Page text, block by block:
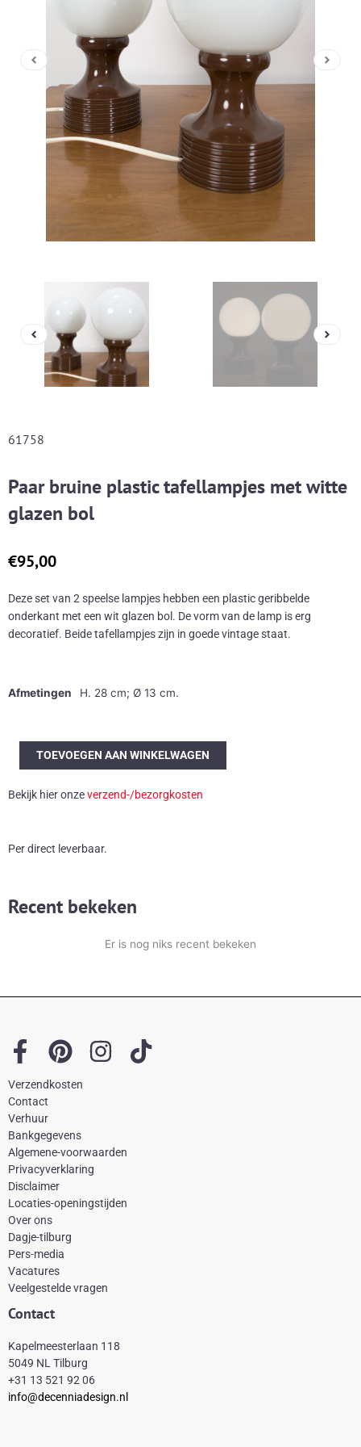
61758
Paar bruine plastic tafellampjes met witte
glazen bol
€95,00
Deze set van 2 speelse lampjes hebben een plastic geribbelde
onderkant met een wit glazen bol. De vorm van de lamp is erg
decoratief. Beide tafellampjes zijn in goede vintage staat.
Afmetingen H. 28 cm; Ø 13 cm.
bruine
tafellampjes
glazen
TOEVOEGEN AAN WINKELWAGEN
Bekijk hier onzeverzend-/bezorgkosten
Per direct leverbaar.
Recent bekeken
Er is nog niks recent bekeken
F
a
c
e
b
o
o
k
-
f
P
i
e
r
e
t
I
a
r
T
Verzendkosten
Contact
Verhuur
Bankgegevens
Algemene-voorwaarden
Privacyverklaring
Disclaimer
Locaties-openingstijden
Over ons
Dagje-tilburg
Pers-media
Vacatures
Veelgestelde vragen
Contact
Kapelmeesterlaan 118
5049 NL Tilburg
+31 13 521 92 06
info@decenniadesign.nl